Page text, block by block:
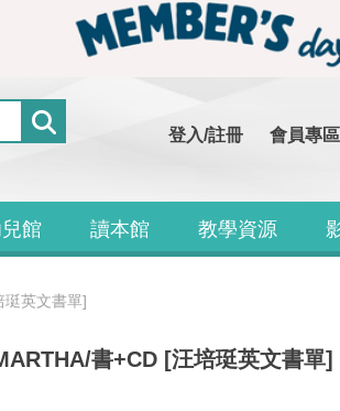
登入/註冊 會員專區
館 讀本館 教學資源
珽英文書單]
書+CD [汪培珽英文書單]